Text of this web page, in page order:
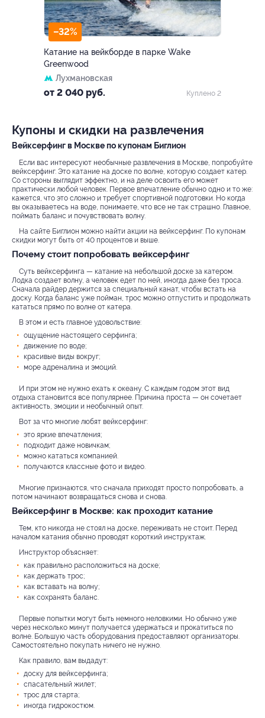
–32%
Катание на вейкборде в парке Wake
Greenwood
Лухмановская
от 2 040 руб. Куплено 2
Купоны и скидки на развлечения
Вейксерфинг в Москве по купонам Биглион
Если вас интересуют необычные развлечения в Москве, попробуйте
вейксерфинг. Это катание на доске по волне, которую создает катер.
Со стороны выглядит эффектно, и на деле освоить его может
практически любой человек. Первое впечатление обычно одно и то же:
кажется, что это сложно и требует спортивной подготовки. Но когда
вы оказываетесь на воде, понимаете, что все не так страшно. Главное,
поймать баланс и почувствовать волну.
На сайте Биглион можно найти акции на вейксерфинг. По купонам
скидки могут быть от 40 процентов и выше.
Почему стоит попробовать вейксерфинг
Суть вейксерфинга — катание на небольшой доске за катером.
Лодка создает волну, а человек едет по ней, иногда даже без троса.
Сначала райдер держится за специальный канат, чтобы встать на
доску. Когда баланс уже пойман, трос можно отпустить и продолжать
кататься прямо по волне от катера.
В этом и есть главное удовольствие:
ощущение настоящего серфинга;
движение по воде;
красивые виды вокруг;
море адреналина и эмоций.
И при этом не нужно ехать к океану. С каждым годом этот вид
отдыха становится все популярнее. Причина проста — он сочетает
активность, эмоции и необычный опыт.
Вот за что многие любят вейксерфинг:
это яркие впечатления;
подходит даже новичкам;
можно кататься компанией.
получаются классные фото и видео.
Многие признаются, что сначала приходят просто попробовать, а
потом начинают возвращаться снова и снова.
Вейксерфинг в Москве: как проходит катание
Тем, кто никогда не стоял на доске, переживать не стоит. Перед
началом катания обычно проводят короткий инструктаж.
Инструктор объясняет:
как правильно расположиться на доске;
как держать трос;
как вставать на волну;
как сохранять баланс.
Первые попытки могут быть немного неловкими. Но обычно уже
через несколько минут получается удержаться и прокатиться по
волне. Большую часть оборудования предоставляют организаторы.
Самостоятельно покупать ничего не нужно.
Как правило, вам выдадут:
доску для вейксерфинга;
спасательный жилет;
трос для старта;
иногда гидрокостюм.